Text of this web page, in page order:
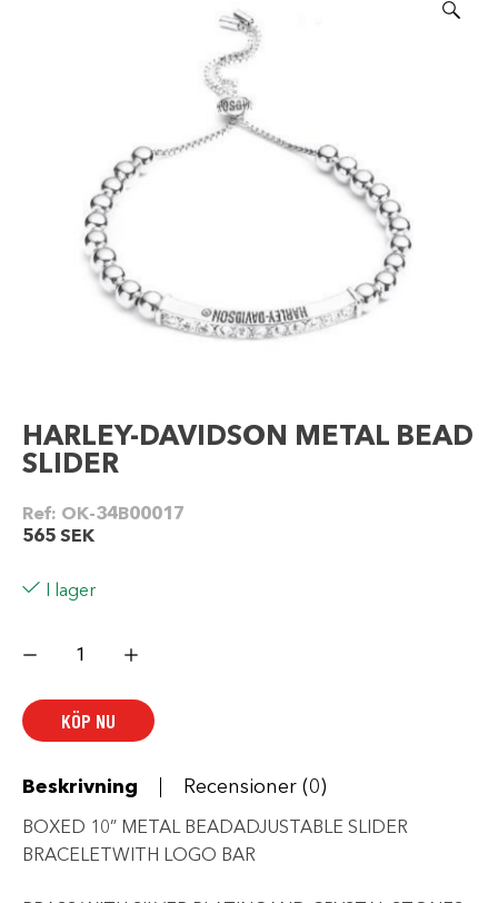
HARLEY-DAVIDSON METAL BEAD
SLIDER
Ref: OK-34B00017
565 SEK
I lager
DAVIDSON
SLIDER
mängd
KÖP NU
Beskrivning Recensioner (0)
BOXED 10” METAL BEADADJUSTABLE SLIDER
BRACELETWITH LOGO BAR